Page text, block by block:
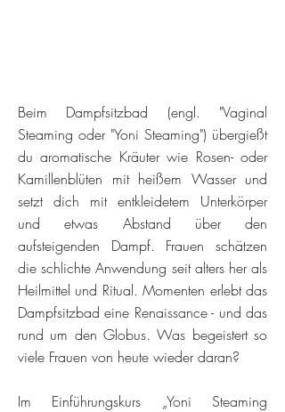
Beim Dampfsitzbad (engl. "Vaginal
Steaming oder "Yoni Steaming") übergießt
du aromatische Kräuter wie Rosen- oder
Kamillenblüten mit heißem Wasser und
setzt dich mit entkleidetem Unterkörper
und etwas Abstand über den
aufsteigenden Dampf. Frauen schätzen
die schlichte Anwendung seit alters her als
Heilmittel und Ritual. Momenten erlebt das
Dampfsitzbad eine Renaissance - und das
rund um den Globus. Was begeistert so
viele Frauen von heute wieder daran?
Im Einführungskurs „Yoni Steaming